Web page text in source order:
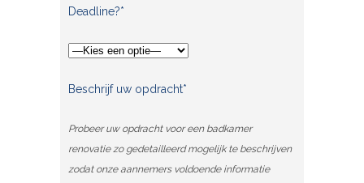
Deadline?*
Beschrijf uw opdracht*
Probeer uw opdracht voor een badkamer
renovatie zo gedetailleerd mogelijk te beschrijven
zodat onze aannemers voldoende informatie